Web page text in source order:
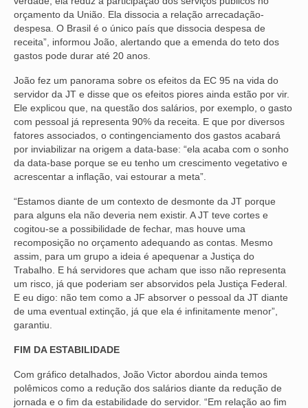
orçamento da União. Ela dissocia a relação arrecadação-
despesa. O Brasil é o único país que dissocia despesa de
receita”, informou João, alertando que a emenda do teto dos
gastos pode durar até 20 anos.
João fez um panorama sobre os efeitos da EC 95 na vida do
servidor da JT e disse que os efeitos piores ainda estão por vir.
Ele explicou que, na questão dos salários, por exemplo, o gasto
com pessoal já representa 90% da receita. E que por diversos
fatores associados, o contingenciamento dos gastos acabará
por inviabilizar na origem a data-base: “ela acaba com o sonho
da data-base porque se eu tenho um crescimento vegetativo e
acrescentar a inflação, vai estourar a meta”.
“Estamos diante de um contexto de desmonte da JT porque
para alguns ela não deveria nem existir. A JT teve cortes e
cogitou-se a possibilidade de fechar, mas houve uma
recomposição no orçamento adequando as contas. Mesmo
assim, para um grupo a ideia é apequenar a Justiça do
Trabalho. E há servidores que acham que isso não representa
um risco, já que poderiam ser absorvidos pela Justiça Federal.
E eu digo: não tem como a JF absorver o pessoal da JT diante
de uma eventual extinção, já que ela é infinitamente menor”,
garantiu.
FIM DA ESTABILIDADE
Com gráfico detalhados, João Victor abordou ainda temos
polêmicos como a redução dos salários diante da redução de
jornada e o fim da estabilidade do servidor. “Em relação ao fim